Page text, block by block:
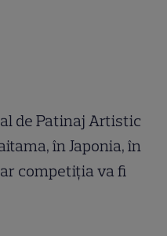
de Patinaj Artistic
în Japonia, în
competiţia va fi